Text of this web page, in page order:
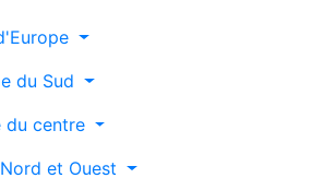
du Sud
du centre
et Ouest